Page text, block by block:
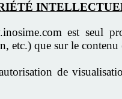
est seul
etc.) que sur le
de